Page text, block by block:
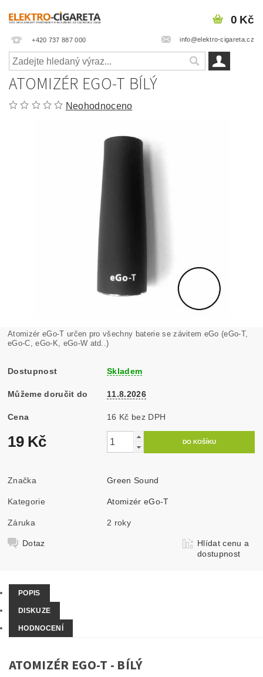
+420 737 887 000 info@elektro-cigareta.cz
0 Kč
ATOMIZÉR EGO-T BÍLÝ
Neohodnoceno
Atomizér eGo-T určen pro všechny baterie se závitem eGo (eGo-T,
eGo-C, eGo-K, eGo-W atd..)
Dostupnost Skladem
Můžeme doručit do 11.8.2026
Cena 16 Kč bez DPH
19 Kč
Značka Green Sound
Kategorie Atomizér eGo-T
Záruka 2 roky
Dotaz
Hlídat cenu a
dostupnost
POPIS
DISKUZE
HODNOCENÍ
ATOMIZÉR EGO-T - BÍLÝ